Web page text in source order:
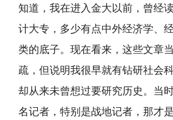
知道，我在进入金大以前，曾经
计大专，多少有点中外经济学、
类的底子。现在看来，这些文章
疏，但说明我很早就有钻研社会
却从来未曾想过要研究历史。当
名记者，特别是战地记者，那才